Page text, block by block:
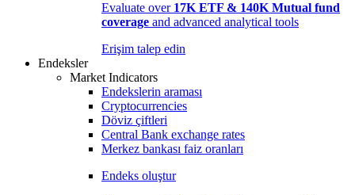
Evaluate over 17K ETF & 140K Mutual fund
coverage and advanced analytical tools
Erişim talep edin
Endeksler
Market Indicators
Endekslerin araması
Cryptocurrencies
Döviz çiftleri
Central Bank exchange rates
Merkez bankası faiz oranları
Endeks oluştur